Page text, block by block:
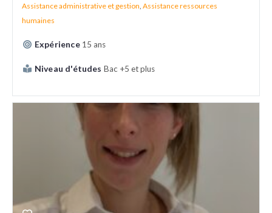
Assistance administrative et gestion Assistance ressources
humaines
Expérience 15 ans
Niveau d'études Bac +5 et plus